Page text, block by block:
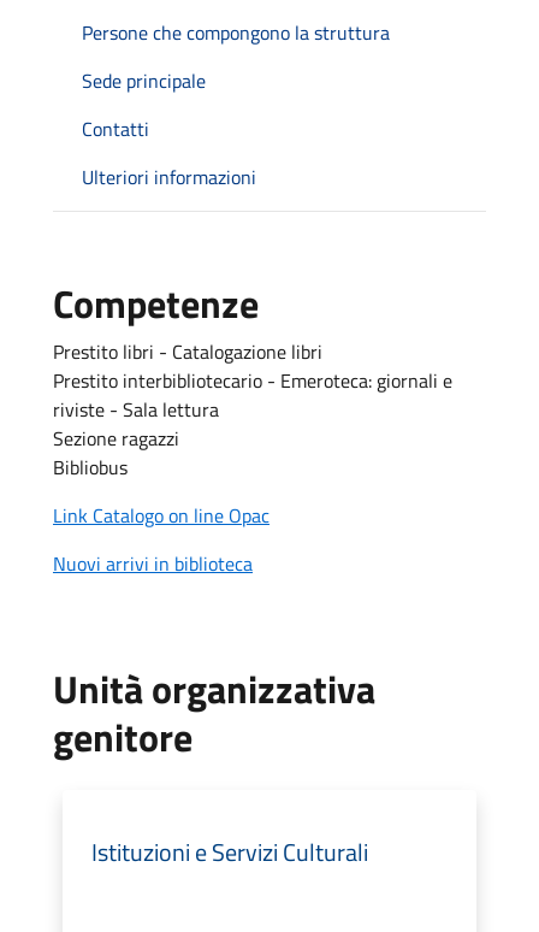
Persone che compongono la struttura
Sede principale
Contatti
Ulteriori informazioni
Competenze
Prestito libri - Catalogazione libri
Prestito interbibliotecario - Emeroteca: giornali e
riviste - Sala lettura
Sezione ragazzi
Bibliobus
Link Catalogo on line Opac
Nuovi arrivi in biblioteca
Unità organizzativa
genitore
Istituzioni e Servizi Culturali